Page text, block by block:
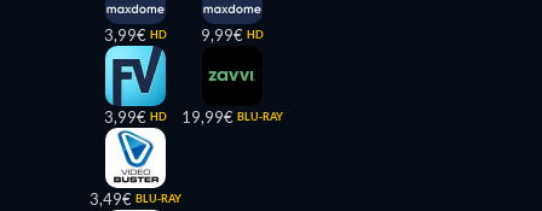
3,99€ HD
3,99€ HD
3,49€ BLU-RAY
9,99€ HD
19,99€ BLU-RAY